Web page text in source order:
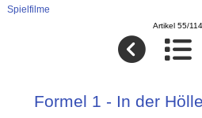
Spielfilme
Artikel 55/114
Formel 1 - In der